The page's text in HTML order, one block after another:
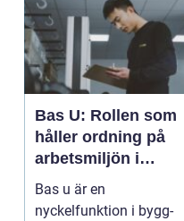
Bas U: Rollen som
håller ordning på
arbetsmiljön i
byggprojekt
Bas u är en
nyckelfunktion i bygg-